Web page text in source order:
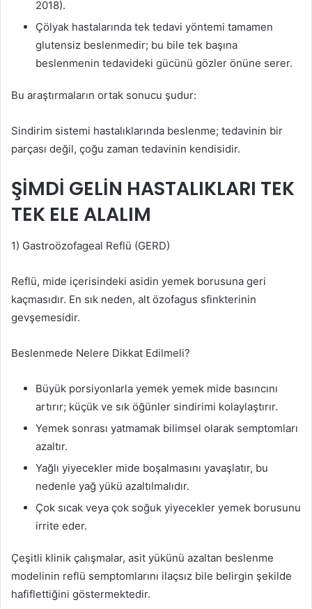
2018).
Çölyak hastalarında tek tedavi yöntemi tamamen
glutensiz beslenmedir; bu bile tek başına
beslenmenin tedavideki gücünü gözler önüne serer.
Bu araştırmaların ortak sonucu şudur:
Sindirim sistemi hastalıklarında beslenme; tedavinin bir
parçası değil, çoğu zaman tedavinin kendisidir.
ŞİMDİ GELİN HASTALIKLARI TEK
TEK ELE ALALIM
1) Gastroözofageal Reflü (GERD)
Reflü, mide içerisindeki asidin yemek borusuna geri
kaçmasıdır. En sık neden, alt özofagus sfinkterinin
gevşemesidir.
Beslenmede Nelere Dikkat Edilmeli?
Büyük porsiyonlarla yemek yemek mide basıncını
artırır; küçük ve sık öğünler sindirimi kolaylaştırır.
Yemek sonrası yatmamak bilimsel olarak semptomları
azaltır.
Yağlı yiyecekler mide boşalmasını yavaşlatır, bu
nedenle yağ yükü azaltılmalıdır.
Çok sıcak veya çok soğuk yiyecekler yemek borusunu
irrite eder.
Çeşitli klinik çalışmalar, asit yükünü azaltan beslenme
modelinin reflü semptomlarını ilaçsız bile belirgin şekilde
hafiflettiğini göstermektedir.